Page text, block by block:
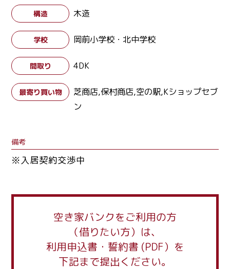
構造 木造
学校 岡前小学校・北中学校
間取り 4DK
最寄り買い物
芝商店,保村商店,空の駅,Kショップセブ
ン
備考
※入居契約交渉中
空き家バンクをご利用の方
（借りたい方）は、
利用申込書・誓約書 (PDF）を
下記まで提出ください。